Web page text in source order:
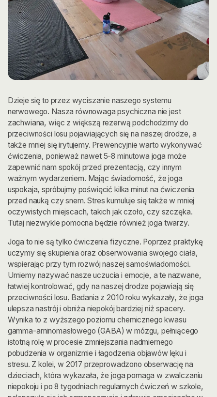
Dzieje się to przez wyciszanie naszego systemu
nerwowego. Nasza równowaga psychiczna nie jest
zachwiana, więc z większą rezerwą podchodzimy do
przeciwności losu pojawiających się na naszej drodze, a
także mniej się irytujemy. Prewencyjnie warto wykonywać
ćwiczenia, ponieważ nawet 5-8 minutowa joga może
zapewnić nam spokój przed prezentacją, czy innym
ważnym wydarzeniem. Mając świadomość, że joga
uspokaja, spróbujmy poświęcić kilka minut na ćwiczenia
przed nauką czy snem. Stres kumuluje się także w mniej
oczywistych miejscach, takich jak czoło, czy szczęka.
Tutaj niezwykle pomocna będzie również joga twarzy.
Joga to nie są tylko ćwiczenia fizyczne. Poprzez praktykę
uczymy się skupienia oraz obserwowania swojego ciała,
wspierając przy tym rozwój naszej samoświadomości.
Umiemy nazywać nasze uczucia i emocje, a te nazwane,
łatwiej kontrolować, gdy na naszej drodze pojawiają się
przeciwności losu. Badania z 2010 roku wykazały, że joga
ulepsza nastrój i obniża niepokój bardziej niż spacery.
Wynika to z wyższego poziomu chemicznego kwasu
gamma-aminomasłowego (GABA) w mózgu, pełniącego
istotną rolę w procesie zmniejszania nadmiernego
pobudzenia w organizmie i łagodzenia objawów lęku i
stresu. Z kolei, w 2017 przeprowadzono obserwację na
dzieciach, która wykazała, że joga pomaga w zwalczaniu
niepokoju i po 8 tygodniach regularnych ćwiczeń w szkole,